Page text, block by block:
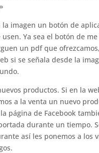
la imagen un botón de
Ya sea el botón de
un pdf que
si se señala desde la
productos. Si en la
a la venta un nuevo
página de Facebook
durante un tiempo.
así les ponemos a los